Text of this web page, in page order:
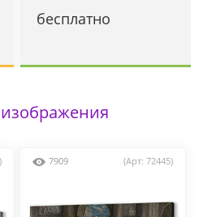
бесплатно
7909 (Арт: 72445)